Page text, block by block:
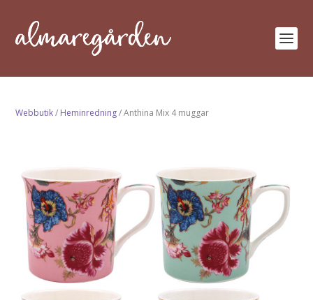
Webbutik/ Heminredning/ Anthina Mix 4 muggar